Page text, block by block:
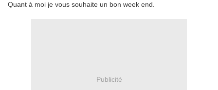
Quant à moi je vous souhaite un bon week end.
Publicité